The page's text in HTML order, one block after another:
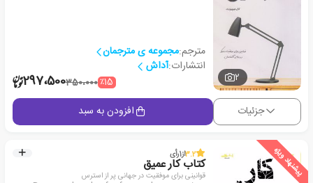
2
مترجم:مجموعه ی مترجمان
انتشارات:آداش
٪15350،000297،500
جزئیات افزودن به سبد
پیشنهاد ویژه 3.2از1رأی
کتاب کار عمیق
قوانینی برای موفقیت در جهانی پر از استرس